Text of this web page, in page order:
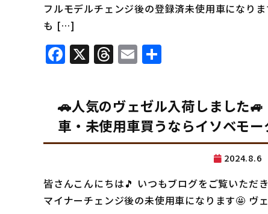
フルモデルチェンジ後の登録済未使用車になり
も […]
Facebook
X Threads
Email
🚗人気のヴェゼル入荷しました
車・未使用車買うならイソベモー
皆さんこんにちは🎵 いつもブログをご覧いただ
マイナーチェンジ後の未使用車になります🤩